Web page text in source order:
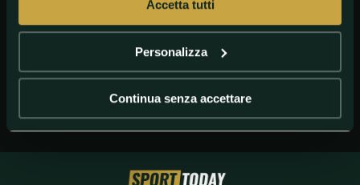
Accetta tutti
Personalizza
Continua senza accettare